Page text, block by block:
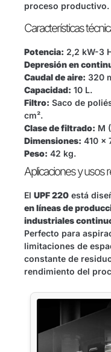
proceso productivo.
Características
Potencia: 2,2 kW-3
Depresión en
Caudal de aire: 320
Capacidad: 10 L.
Filtro: Saco de
cm².
Clase de filtrado: M
Dimensiones: 410 x
Peso: 42 kg.
Aplicaciones y usos
El UPF 220 está
en líneas de
industriales
Perfecto para
limitaciones de
constante de
rendimiento del